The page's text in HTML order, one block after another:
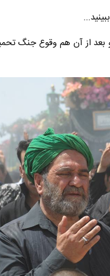
بعد از آن هم وقوع جنگ